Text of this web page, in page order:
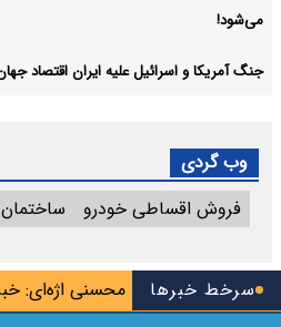
سرخط خبرها محسنی اژه‌ای: جیب می‌زنند
می‌شود!
جنگ آمریکا و اسرائیل علیه ایران اقتصاد جهان
وب گردی
فروش اقساطی خودرو